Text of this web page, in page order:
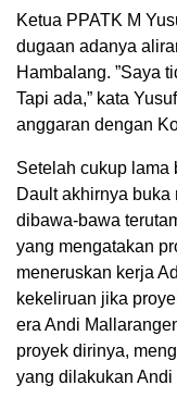
Ketua PPATK M
dugaan adanya
Hambalang. ”Saya
Tapi ada,” kata
anggaran dengan
Setelah cukup lama
Dault akhirnya
dibawa-bawa
yang mengatakan
meneruskan kerja
kekeliruan jika
era Andi
proyek dirinya,
yang dilakukan